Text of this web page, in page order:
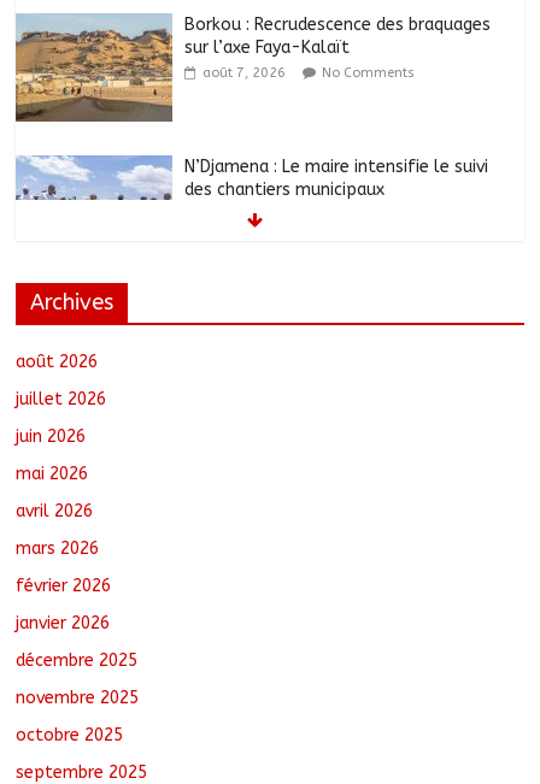
Borkou : Recrudescence des braquages
sur l’axe Faya-Kalaït
août 7, 2026 No Comments
N’Djamena : Le maire intensifie le suivi
des chantiers municipaux
août 7, 2026
orientés vers leur avenir
Archives
août 2026
juillet 2026
juin 2026
mai 2026
avril 2026
mars 2026
février 2026
janvier 2026
décembre 2025
novembre 2025
octobre 2025
septembre 2025